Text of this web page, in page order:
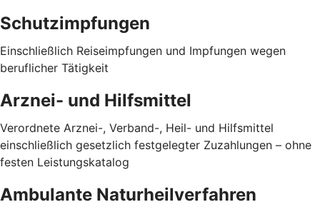
Schutzimpfungen
Einschließlich Reiseimpfungen und Impfungen wegen
beruflicher Tätigkeit
Arznei- und Hilfsmittel
Verordnete Arznei-, Verband-, Heil- und Hilfsmittel
einschließlich gesetzlich festgelegter Zuzahlungen – ohne
festen Leistungskatalog
Ambulante Naturheilverfahren